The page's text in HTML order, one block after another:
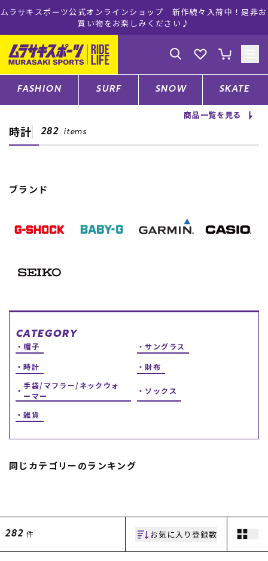
ムラサキスポーツ公式オンラインショップ 新作続々入荷中！是非お
買い物をお楽しみください♪
ゲスト様
ログイン 会員登録
CATEGORY
CONTENTS
特集一覧
覧
中古/アウトレット サー
ギフトラッピング
FASHION SURF SNOW SKATE
商品一覧を見る
時計 282 items
ブランド
CATEGORY
帽子
サングラス
時計
財布
手袋/マフラー/ネックウォ
ーマー
ソックス
雑貨
同じカテゴリーのランキング
282 件 お気に入り登録数